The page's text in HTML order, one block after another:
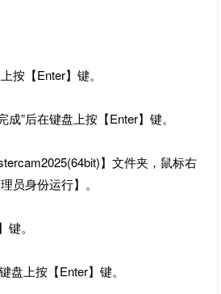
按【Enter】键。
成”后在键盘上按【Enter】键。
】文件夹，鼠标右
员身份运行】。
。
盘上按【Enter】键。